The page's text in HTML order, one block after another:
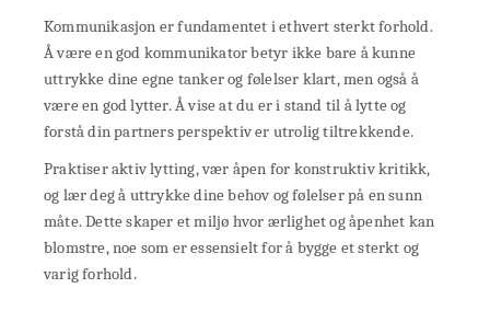
Kommunikasjon er fundamentet i ethvert sterkt forhold.
Å være en god kommunikator betyr ikke bare å kunne
uttrykke dine egne tanker og følelser klart, men også å
være en god lytter. Å vise at du er i stand til å lytte og
forstå din partners perspektiv er utrolig tiltrekkende.
Praktiser aktiv lytting, vær åpen for konstruktiv kritikk,
og lær deg å uttrykke dine behov og følelser på en sunn
måte. Dette skaper et miljø hvor ærlighet og åpenhet kan
blomstre, noe som er essensielt for å bygge et sterkt og
varig forhold.